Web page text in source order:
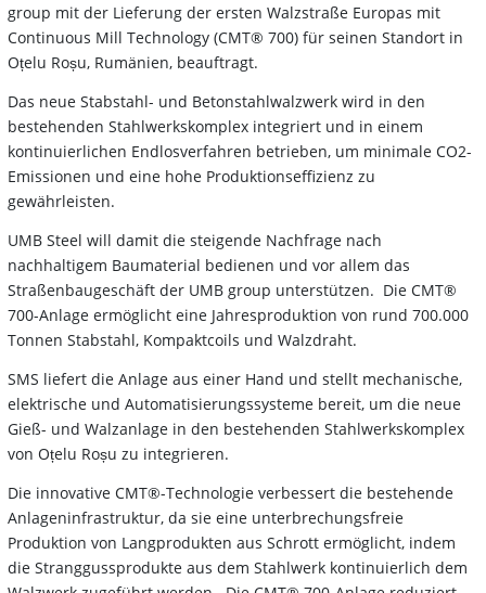
group mit der Lieferung der ersten Walzstraße Europas mit
Continuous Mill Technology (CMT® 700) für seinen Standort in
Oțelu Roșu, Rumänien, beauftragt.
Das neue Stabstahl- und Betonstahlwalzwerk wird in den
bestehenden Stahlwerkskomplex integriert und in einem
kontinuierlichen Endlosverfahren betrieben, um minimale CO2-
Emissionen und eine hohe Produktionseffizienz zu
gewährleisten.
UMB Steel will damit die steigende Nachfrage nach
nachhaltigem Baumaterial bedienen und vor allem das
Straßenbaugeschäft der UMB group unterstützen. Die CMT®
700-Anlage ermöglicht eine Jahresproduktion von rund 700.000
Tonnen Stabstahl, Kompaktcoils und Walzdraht.
SMS liefert die Anlage aus einer Hand und stellt mechanische,
elektrische und Automatisierungssysteme bereit, um die neue
Gieß- und Walzanlage in den bestehenden Stahlwerkskomplex
von Oțelu Roșu zu integrieren.
Die innovative CMT®-Technologie verbessert die bestehende
Anlageninfrastruktur, da sie eine unterbrechungsfreie
Produktion von Langprodukten aus Schrott ermöglicht, indem
die Stranggussprodukte aus dem Stahlwerk kontinuierlich dem